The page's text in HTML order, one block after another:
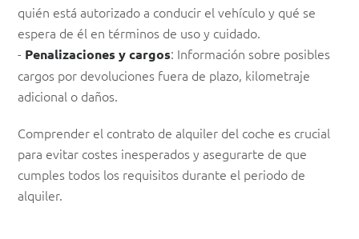
quién está autorizado a conducir el vehículo y qué se
espera de él en términos de uso y cuidado.
- Penalizaciones y cargos: Información sobre posibles
cargos por devoluciones fuera de plazo, kilometraje
adicional o daños.
Comprender el contrato de alquiler del coche es crucial
para evitar costes inesperados y asegurarte de que
cumples todos los requisitos durante el periodo de
alquiler.